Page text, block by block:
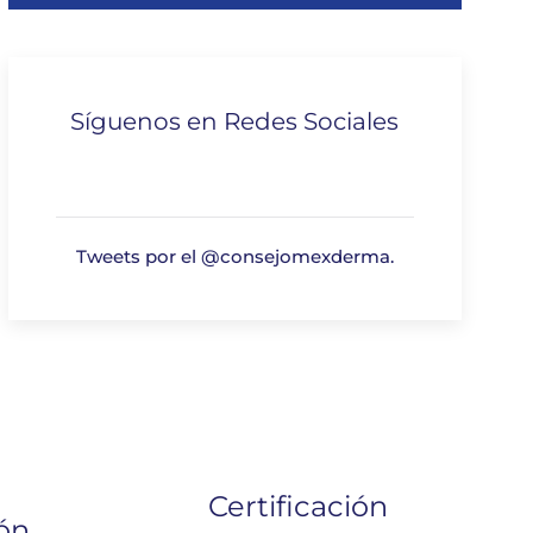
Síguenos en Redes Sociales
Tweets por el @consejomexderma.
Certificación